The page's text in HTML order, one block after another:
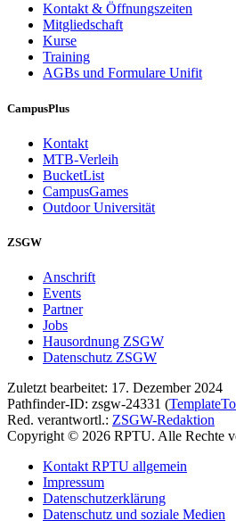
Kontakt & Öffnungszeiten
Mitgliedschaft
Kurse
Training
AGBs und Formulare Unifit
CampusPlus
Kontakt
MTB-Verleih
BucketList
CampusGames
Outdoor Universität
ZSGW
Anschrift
Events
Partner
Jobs
Hausordnung ZSGW
Datenschutz ZSGW
Zuletzt bearbeitet: 17. Dezember 2024
Pathfinder-ID: zsgw-24331 (
Red. verantwortl.: ZSGW-Redaktion
Copyright © 2026 RPTU. Alle Rechte
Kontakt RPTU allgemein
Impressum
Datenschutzerklärung
Datenschutz und soziale Medien